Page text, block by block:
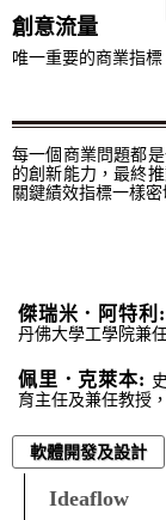
創意流量
唯一重要的商業指標
每一個商業問題都
的創新能力，最終
關鍵績效指標一樣
傑瑞米．阿特利:
丹佛大學工學院兼
佩里．克萊本:
育主任及兼任教授
軟體開發及設計
Ideaflow